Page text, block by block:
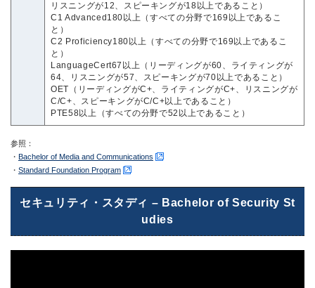
リスニングが12、スピーキングが18以上であること）
C1 Advanced180以上（すべての分野で169以上であるこ
と）
C2 Proficiency180以上（すべての分野で169以上であるこ
と）
LanguageCert67以上（リーディングが60、ライティングが
64、リスニングが57、スピーキングが70以上であること）
OET（リーディングがC+、ライティングがC+、リスニングが
C/C+、スピーキングがC/C+以上であること）
PTE58以上（すべての分野で52以上であること）
参照：
・ Bachelor of Media and Communications
・ Standard Foundation Program
セキュリティ・スタディ – Bachelor of Security St
udies